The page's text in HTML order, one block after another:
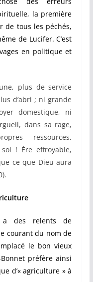
la première
de tous les péchés,
de Lucifer. C’est
en politique et
plus de service
d’abri ; ni grande
domestique, ni
dans sa rage,
ressources,
! Ère effroyable,
ce que Dieu aura
des relents de
courant du nom de
le bon vieux
préfère ainsi
d’« agriculture » à